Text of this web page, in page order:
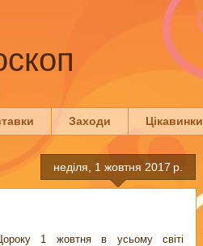
Заходи Цікавинки
неділя, 1 жовтня 2017 р.
Щороку 1 жовтня в усьому світі